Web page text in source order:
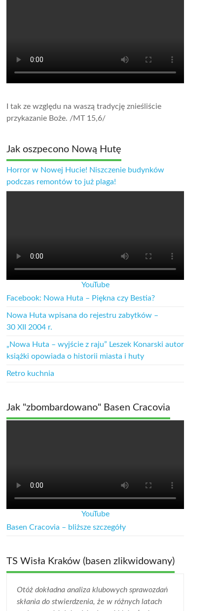
I tak ze względu na waszą tradycję znieśliście
przykazanie Boże. /MT 15,6/
Jak oszpecono Nową Hutę
Horror w Nowej Hucie! Niszczenie budynków
podczas remontów to już plaga!
YouTube
Facebook: Nowa Huta – Piękna czy Bestia?
Nowa Huta wpisana do rejestru zabytków –
30 XII 2004 r.
„Nowa Huta – wyjście z raju” Leszek Konarski autor
książki opowiada o historii miasta i huty
Retro kuchnia
Jak "zbombardowano" Basen Cracovia
YouTube
Basen Cracovia – bliższe szczegóły
TS Wisła Kraków (basen zlikwidowany)
Otóż dokładna analiza klubowych sprawozdań
skłania do stwierdzenia, że w różnych latach